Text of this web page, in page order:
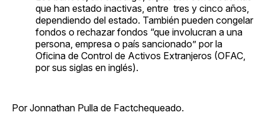
que han estado inactivas, entre tres y cinco años,
dependiendo del estado. También pueden congelar
fondos o rechazar fondos “que involucran a una
persona, empresa o país sancionado” por la
Oficina de Control de Activos Extranjeros (OFAC,
por sus siglas en inglés).
Por Jonnathan Pulla de Factchequeado.